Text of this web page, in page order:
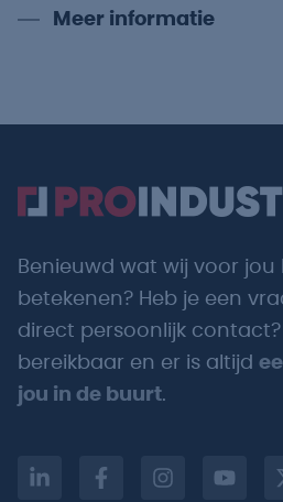
Meer informatie
Benieuwd wat wij voor jou
betekenen? Heb je een
direct persoonlijk contact?
bereikbaar en er is altijd
jou in de buurt.